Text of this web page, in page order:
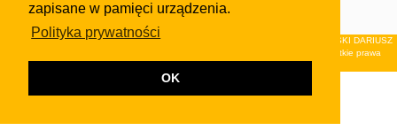
zapisane w pamięci urządzenia.
Polityka prywatności
OK
Klauzula FB
© 2026Wydawnictwo NEON sp. z o.o. (dawniej: FIRMA NEON MAREK KLUCZEWSKI DARIUSZ
KRAWCZYK s.c.) z siedzibą w Olkuszu, ul.Żuradzka 15, 32-300 Olkusz . Wszystkie prawa